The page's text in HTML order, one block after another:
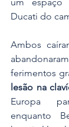
Ducati do
Ambos
lesão na
Europa
enquanto